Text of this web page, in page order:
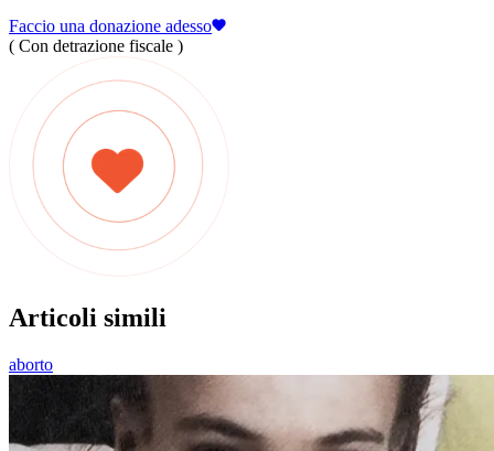
Faccio una donazione adesso
( Con detrazione fiscale )
Articoli simili
aborto